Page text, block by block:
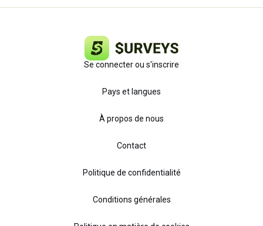
Se connecter ou s'inscrire
Pays et langues
À propos de nous
Contact
Politique de confidentialité
Conditions générales